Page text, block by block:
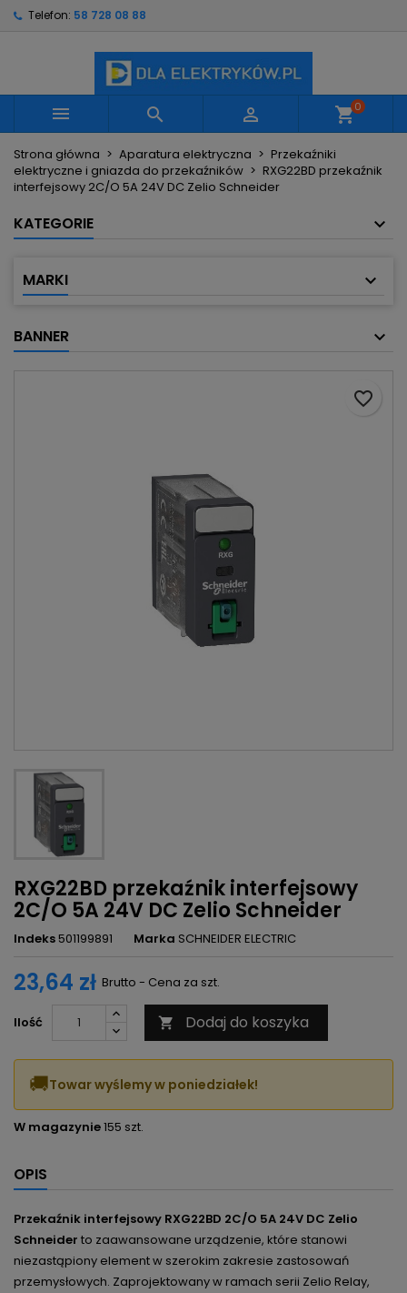
Telefon: 58 728 08 88
   shopping_cart0
Strona główna Aparatura elektryczna
Przekaźniki
elektryczne i gniazda do przekaźników
RXG22BD przekaźnik
interfejsowy 2C/O 5A 24V DC Zelio Schneider
KATEGORIE
MARKI
BANNER
RXG22BD przekaźnik interfejsowy
2C/O 5A 24V DC Zelio Schneider
Indeks501199891 Marka SCHNEIDER ELECTRIC
23,64 zł Brutto - Cena za szt.
Ilość  Dodaj do koszyka
favorite_border
🚚Towar wyślemy w poniedziałek!
W magazynie155 szt.
OPIS
Przekaźnik interfejsowy RXG22BD 2C/O 5A 24V DC Zelio
Schneider to zaawansowane urządzenie, które stanowi
niezastąpiony element w szerokim zakresie zastosowań
przemysłowych. Zaprojektowany w ramach serii Zelio Relay,
Utwórz nową listę
Nazwa listy życzeń
Anuluj Utwórz listę życzeń
Musisz być zalogowany by zapisać produkty na
swojej liście życzeń.
Anuluj Zaloguj się